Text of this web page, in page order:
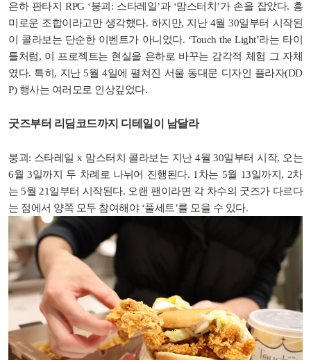
은하 판타지 RPG ‘붕괴: 스타레일’과 ‘맘스터치’가 손을 잡았다. 흥
미로운 조합이라고만 생각했다. 하지만, 지난 4월 30일부터 시작된
이 콜라보는 단순한 이벤트가 아니었다. ‘Touch the Light’라는 타이
틀처럼, 이 프로젝트는 현실을 은하로 바꾸는 감각적 체험 그 자체
였다. 특히, 지난 5월 4일에 펼쳐진 서울 동대문 디자인 플라자(DD
P) 행사는 여러모로 인상깊었다.
굿즈부터 리딤코드까지 디테일이 남달라
붕괴: 스타레일 x 맘스터치 콜라보는 지난 4월 30일부터 시작, 오는
6월 3일까지 두 차례로 나뉘어 진행된다. 1차는 5월 13일까지, 2차
는 5월 21일부터 시작된다. 오랜 팬이라면 각 차수의 굿즈가 다르다
는 점에서 양쪽 모두 참여해야 ‘풀세트’를 모을 수 있다.